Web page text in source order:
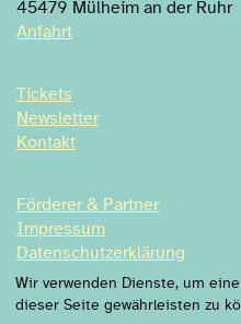
45479 Mülheim an der Ruhr
Anfahrt
Tickets
Newsletter
Kontakt
Förderer & Partner
Impressum
Datenschutzerklärung
Datenschutzeinstellung
Wir verwenden Dienste, um
dieser Seite gewährleisten zu